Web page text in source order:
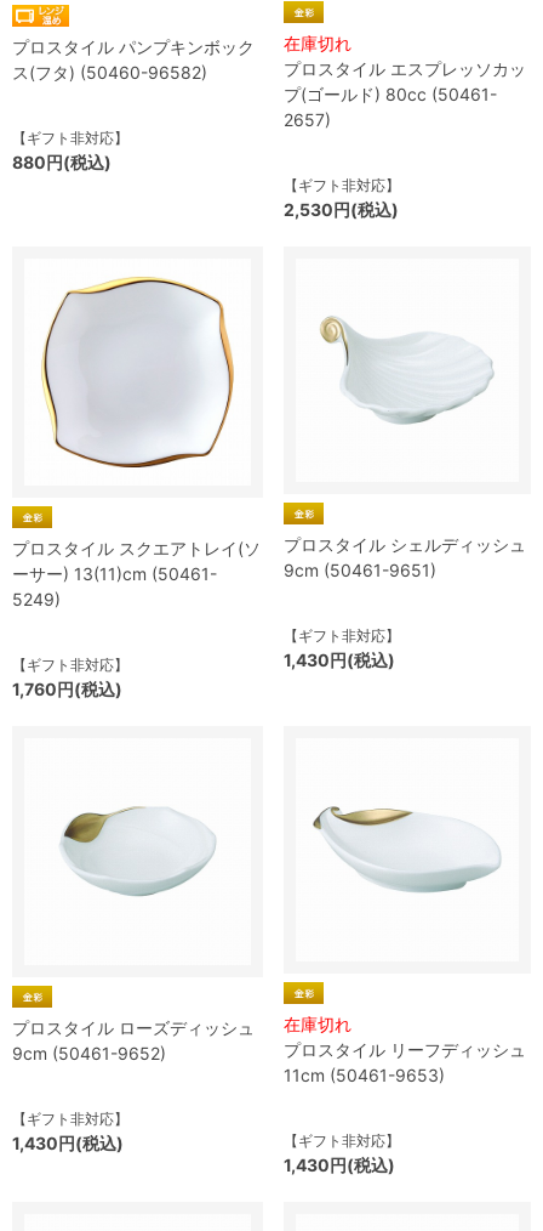
プロスタイル パンプキンボック
ス(フタ) (50460-96582)
【ギフト非対応】
880円(税込)
在庫切れ
プロスタイル エスプレッソカッ
プ(ゴールド) 80cc (50461-
2657)
【ギフト非対応】
2,530円(税込)
プロスタイル スクエアトレイ(ソ
ーサー) 13(11)cm (50461-
5249)
【ギフト非対応】
1,760円(税込)
プロスタイル シェルディッシュ
9cm (50461-9651)
【ギフト非対応】
1,430円(税込)
プロスタイル ローズディッシュ
9cm (50461-9652)
【ギフト非対応】
1,430円(税込)
在庫切れ
プロスタイル リーフディッシュ
11cm (50461-9653)
【ギフト非対応】
1,430円(税込)